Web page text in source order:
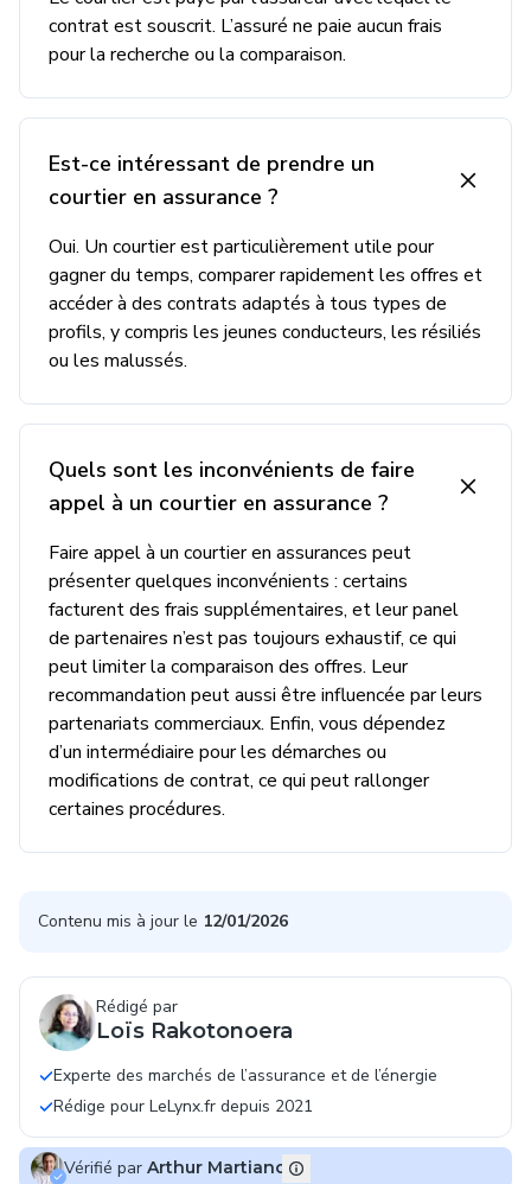
contrat est souscrit. L’assuré ne paie aucun frais
pour la recherche ou la comparaison.
Est-ce intéressant de prendre un
courtier en assurance ?
Oui. Un courtier est particulièrement utile pour
gagner du temps, comparer rapidement les offres et
accéder à des contrats adaptés à tous types de
profils, y compris les jeunes conducteurs, les résiliés
ou les malussés.
Quels sont les inconvénients de faire
appel à un courtier en assurance ?
Faire appel à un courtier en assurances peut
présenter quelques inconvénients : certains
facturent des frais supplémentaires, et leur panel
de partenaires n’est pas toujours exhaustif, ce qui
peut limiter la comparaison des offres. Leur
recommandation peut aussi être influencée par leurs
partenariats commerciaux. Enfin, vous dépendez
d’un intermédiaire pour les démarches ou
modifications de contrat, ce qui peut rallonger
certaines procédures.
Contenu mis à jour le 12/01/2026
Rédigé par
Loïs Rakotonoera
Experte des marchés de l’assurance et de l’énergie
Rédige pour LeLynx.fr depuis 2021
Vérifié par Arthur Martiano